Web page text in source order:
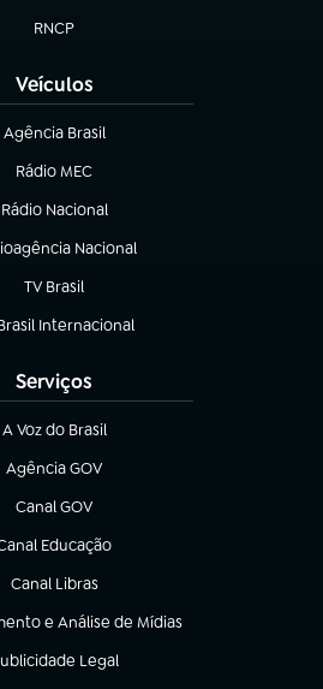
RNCP
(abre em nova aba)
Veículos
Agência Brasil
(abre em nova aba)
Rádio MEC
Rádio Nacional
(abre em nova aba)
Nacional
em nova aba)
TV Brasil
(abre em nova aba)
Internacional
em nova aba)
Serviços
A Voz do Brasil
(abre em nova aba)
Agência GOV
(abre em nova aba)
Canal GOV
(abre em nova aba)
Educação
em nova aba)
Canal Libras
(abre em nova aba)
e Análise de Mídias
aba)
Legal
em nova aba)